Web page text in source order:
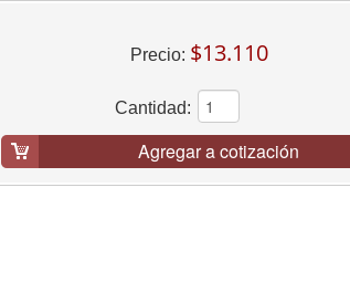
Precio: $13.110
Cantidad:
Agregar a cotización